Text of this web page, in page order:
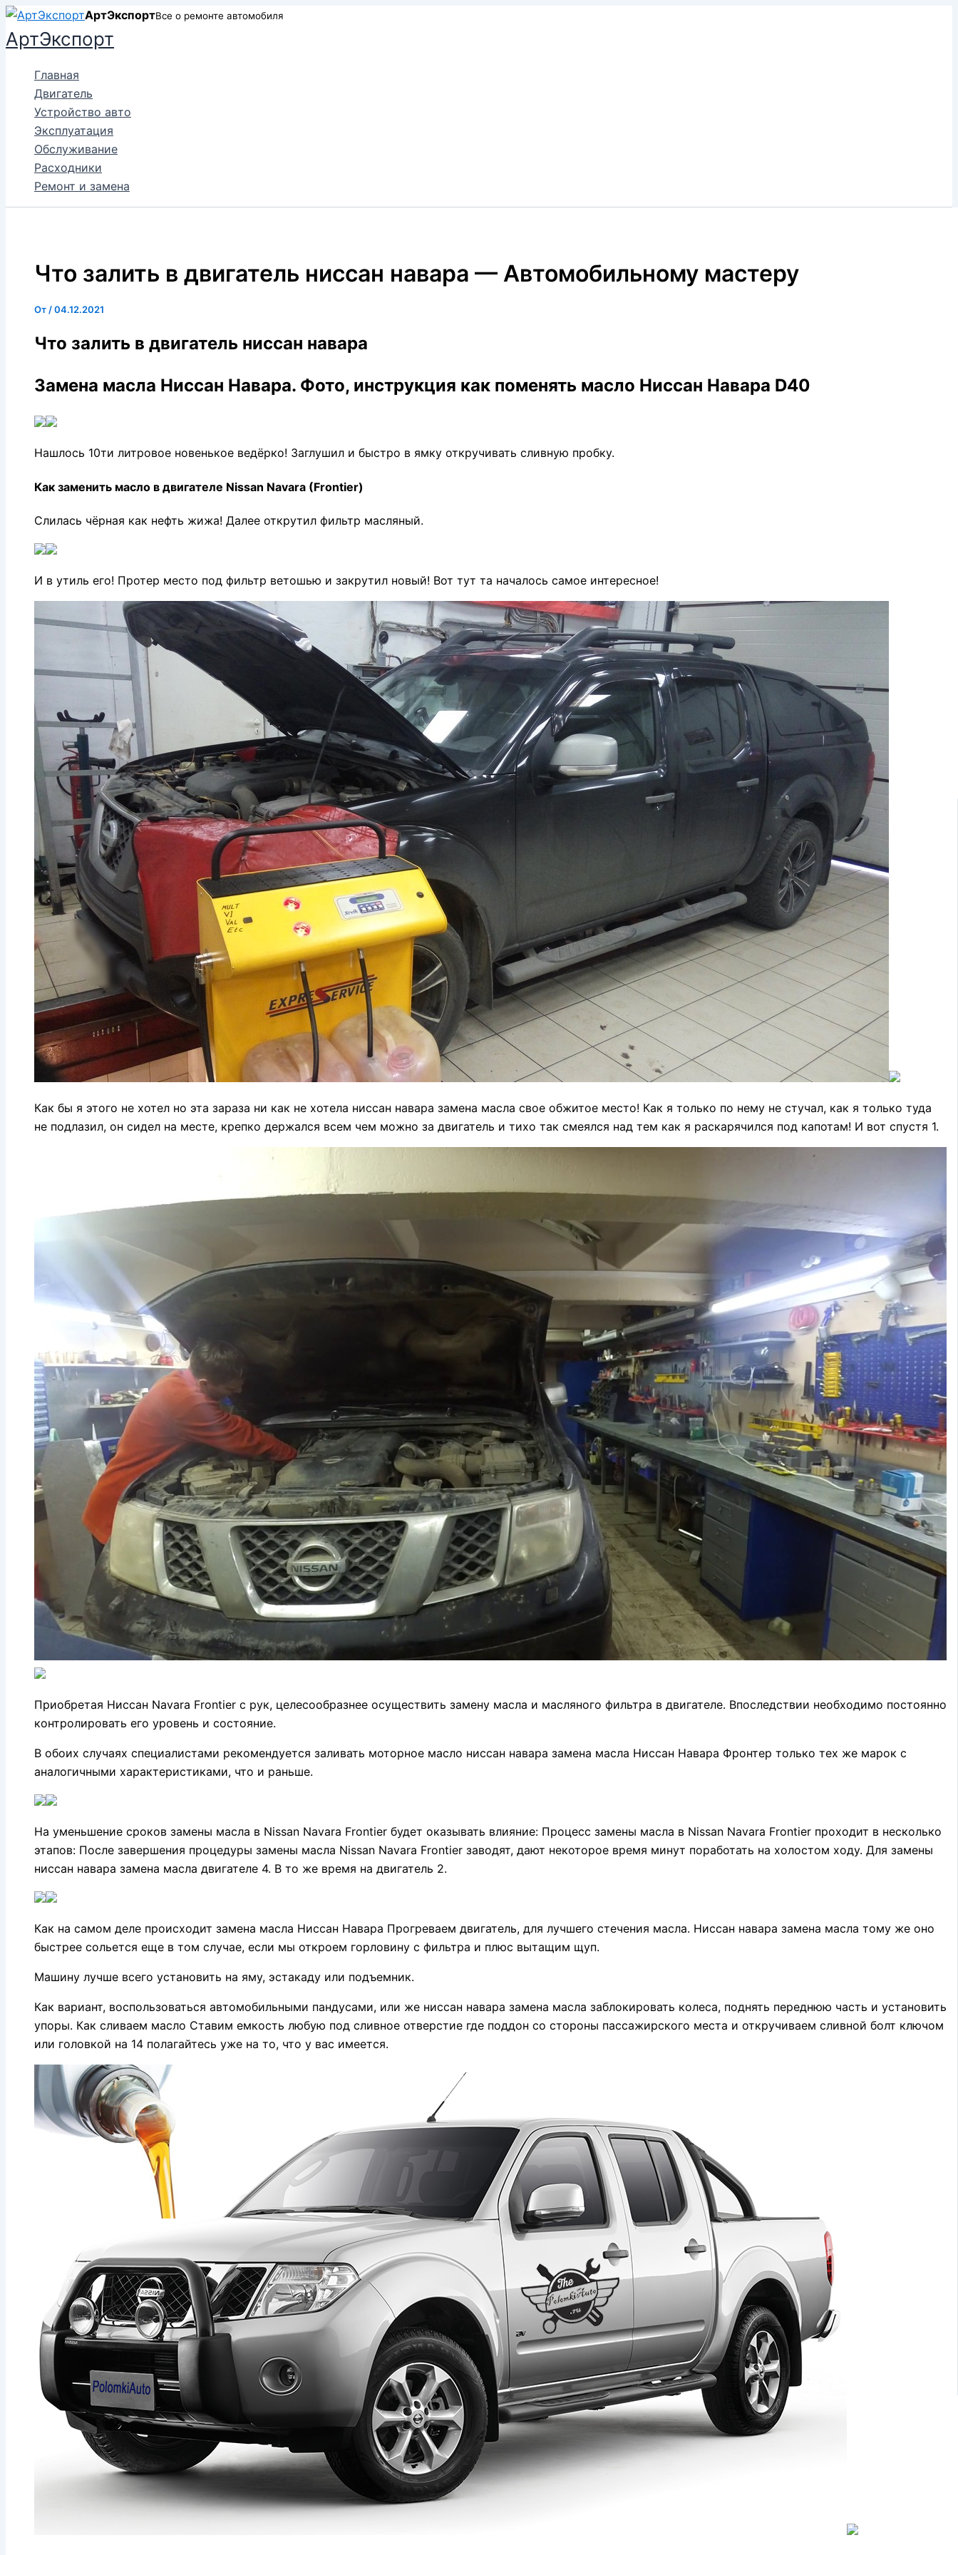
Перейти
к
содержимому
АртЭкспортВсе о ремонте автомобиля
АртЭкспорт
Главная
Двигатель
Устройство авто
Эксплуатация
Обслуживание
Расходники
Ремонт и замена
Что залить в двигатель ниссан навара — Автомобильному мастеру
От /04.12.2021
Что залить в двигатель ниссан навара
Замена масла Ниссан Навара. Фото, инструкция как поменять масло Ниссан Навара D40
Нашлось 10ти литровое новенькое ведёрко! Заглушил и быстро в ямку откручивать сливную пробку.
Как заменить масло в двигателе Nissan Navara (Frontier)
Слилась чёрная как нефть жижа! Далее открутил фильтр масляный.
И в утиль его! Протер место под фильтр ветошью и закрутил новый! Вот тут та началось самое интересное!
Как бы я этого не хотел но эта зараза ни как не хотела ниссан навара замена масла свое обжитое место! Как я только по нему не стучал, как я только туда
не подлазил, он сидел на месте, крепко держался всем чем можно за двигатель и тихо так смеялся над тем как я раскарячился под капотам! И вот спустя 1.
Приобретая Ниссан Navara Frontier с рук, целесообразнее осуществить замену масла и масляного фильтра в двигателе. Впоследствии необходимо постоянно
контролировать его уровень и состояние.
В обоих случаях специалистами рекомендуется заливать моторное масло ниссан навара замена масла Ниссан Навара Фронтер только тех же марок с
аналогичными характеристиками, что и раньше.
На уменьшение сроков замены масла в Nissan Navara Frontier будет оказывать влияние: Процесс замены масла в Nissan Navara Frontier проходит в несколько
этапов: После завершения процедуры замены масла Nissan Navara Frontier заводят, дают некоторое время минут поработать на холостом ходу. Для замены
ниссан навара замена масла двигателе 4. В то же время на двигатель 2.
Как на самом деле происходит замена масла Ниссан Навара Прогреваем двигатель, для лучшего стечения масла. Ниссан навара замена масла тому же оно
быстрее сольется еще в том случае, если мы откроем горловину с фильтра и плюс вытащим щуп.
Машину лучше всего установить на яму, эстакаду или подъемник.
Как вариант, воспользоваться автомобильными пандусами, или же ниссан навара замена масла заблокировать колеса, поднять переднюю часть и установить
упоры. Как сливаем масло Ставим емкость любую под сливное отверстие где поддон со стороны пассажирского места и откручиваем сливной болт ключом
или головкой на 14 полагайтесь уже на то, что у вас имеется.